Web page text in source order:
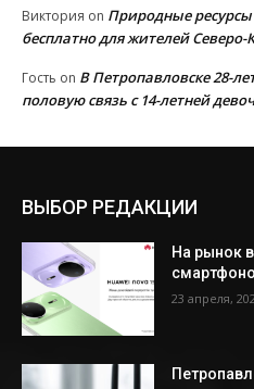
Виктория on Природные
бесплатно для жителей Северо-
Гость on В Петропавловске 28-
половую связь с 14-летней
ВЫБОР РЕДАКЦИИ
На рынок
23 апреля,